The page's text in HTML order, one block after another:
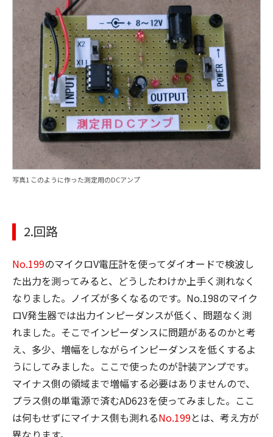
写真1 このように作った測定用のDCアンプ
2.回路
No.199のマイクロV電圧計を使ってダイオードで検波し
た出力を測ってみると、どうしたわけか上手く測れなく
なりました。ノイズが多くなるのです。No.198のマイク
ロV発生器では出力インピーダンスが低く、問題なく測
れました。そこでインピーダンスに問題があるのかと考
え、多少、増幅をしながらインピーダンスを低くするよ
うにしてみました。ここで使ったのが計装アンプです。
マイナス側の領域まで増幅する必要はありませんので、
プラス側の単電源で済むAD623を使ってみました。ここ
は何もせずにマイナス側も測れるNo.199とは、考え方が